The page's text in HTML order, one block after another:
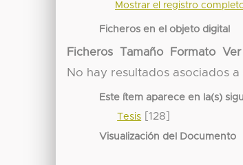
Mostrar el registro
Ficheros en el objeto digital
Ficheros Tamaño Formato
No hay resultados asociados a
Este ítem aparece en la(s)
Tesis [128]
Visualización del Documento